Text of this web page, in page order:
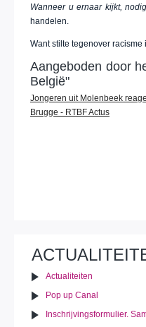
Wanneer u ernaar kijkt,
handelen.
Want stilte tegenover racisme
Aangeboden door
België"
Jongeren uit Molenbeek
Brugge - RTBF Actus
Actualiteiten
Pop up Canal
Inschrijvingsformulier.